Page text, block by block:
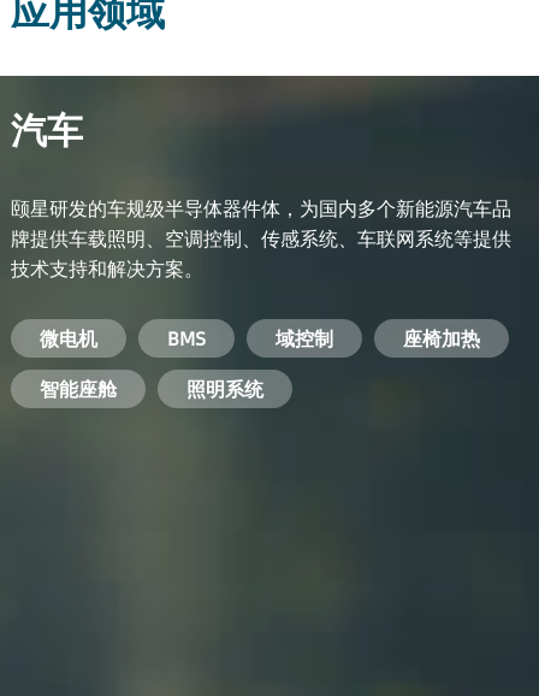
汽车
颐星研发的车规级半导体器件体，为国内多个新能源汽车品
牌提供车载照明、空调控制、传感系统、车联网系统等提供
技术支持和解决方案。
微电机 BMS 域控制
座椅加热
智能座舱
照明系统
电池管理系统
储能逆变器
工业电焊机 变频器
电机驱动
安防摄像头
开关电源 手机充电器
服务器电源
PC电源
电脑 手机 基站 机顶盒
智能农业 智能医疗
智能交通
智能家居